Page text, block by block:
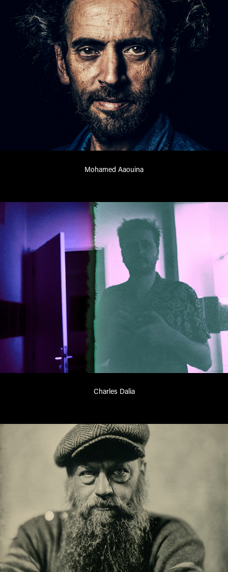
Mohamed Aaouina
Charles Dalia